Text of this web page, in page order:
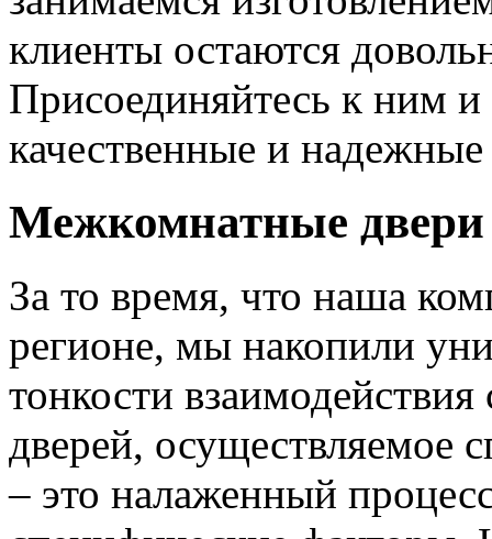
клиенты остаются
Присоединяйтесь к ним
качественные и
Межкомнатные двери
За то время, что наша
регионе, мы накопили
тонкости
дверей, осуществляемое
– это налаженный